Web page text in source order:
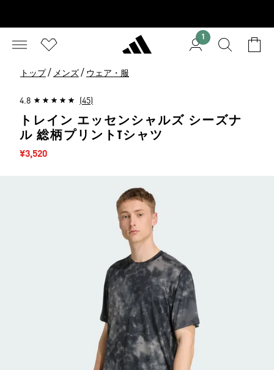
1
トップ / メンズ / ウェア・服
4.8 (45)
トレイン エッセンシャルズ シーズナ
ル 総柄プリントTシャツ
セール価格
¥3,520